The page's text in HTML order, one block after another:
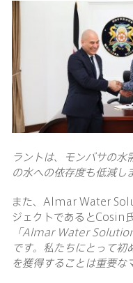
ラントは、モンバサの
の水への依存度も低減し
また、Almar Water
ジェクトであるとCosin
「Almar Water
です。私たちにとって初
を獲得することは重要な